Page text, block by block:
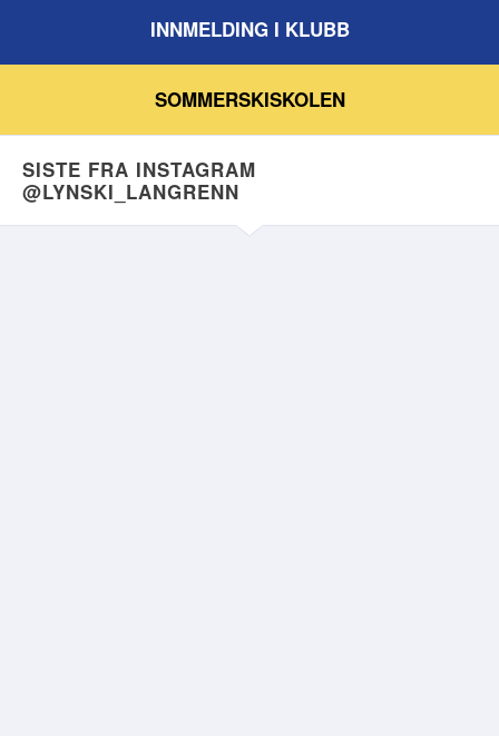
INNMELDING I KLUBB
SOMMERSKISKOLEN
SISTE FRA INSTAGRAM
@LYNSKI_LANGRENN